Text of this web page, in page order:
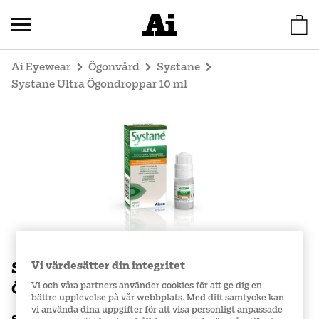
Ai Eyewear Ögonvård
Systane
Systane Ultra Ögondroppar 10 ml
Systane Ultra
Ögondroppar 10 ml
Vi värdesätter din integritet
Vi och våra partners använder cookies för att ge dig en
bättre upplevelse på vår webbplats. Med ditt samtycke kan
vi använda dina uppgifter för att visa personligt anpassade